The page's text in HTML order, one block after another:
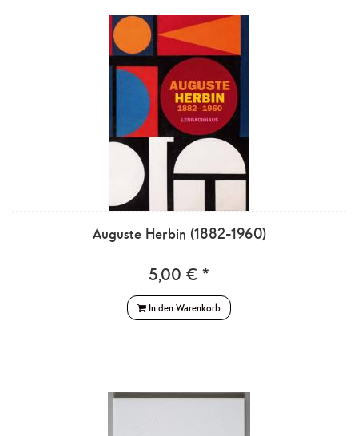
Auguste Herbin (1882-1960)
5,00 € *
In den Warenkorb